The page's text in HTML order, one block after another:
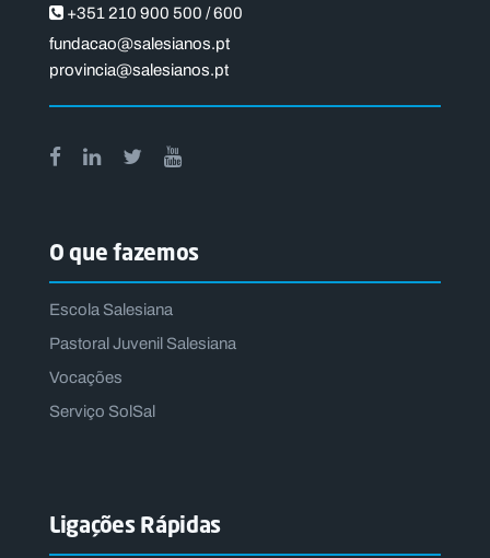
+351 210 900 500 / 600
fundacao@salesianos.pt
provincia@salesianos.pt
O que fazemos
Escola Salesiana
Pastoral Juvenil Salesiana
Vocações
Serviço SolSal
Ligações Rápidas